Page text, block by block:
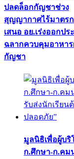
ปลดล็อกกัญชาช่วง
สุญญากาศไร้มาตรก
เสนอ อย.เร่งออกปร
ฉลากควบคุมอาหา
กัญชา
มูลนิธิเพื่อผู้บริ
ก.ศึกษา-ก.คม